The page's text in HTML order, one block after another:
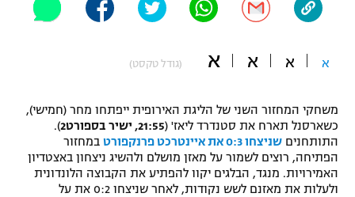
"מחצית בשכונה" – פודקאסט
משתתפים וזוכים בפרסים
תקנון משתתפים וזוכים בפרסים
תקנון עבור פעילות אלקטרה
תקנון עבור פעילות ספורט 1 – "מרלן"
טניס
גיימינג E-Sports
אופניים
ספורט מוטורי
פוטבול אמריקאי NFL
בייסבול MLB
א א א א (גודל טקסט)
משחקי המחזור השני של הליגת האירופית ייפתחו מחר (חמישי),
כשארסנל תארח את סטנדרד ליאז' (21:55, ישיר בספורט2
).
התותחנים שניצחו 0:3 את איינטרכט פרנקפורט
במחזור
הפתיחה, רוצים לשמור על מאזן מושלם ולהשיג ניצחון באצטדיון
האמירויות. מנגד, הבלגים יקוו להפתיע את הקבוצה הלונדונית
ולעלות את מאזנם לשש נקודות, לאחר שניצחו 0:2 את על